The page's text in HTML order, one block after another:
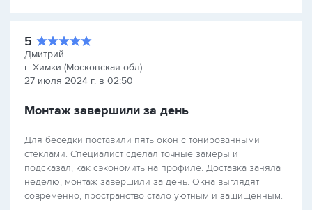
5
Дмитрий
г. Химки (Московская обл)
27 июля 2024 г. в 02:50
Монтаж завершили за день
Для беседки поставили пять окон с тонированными
стёклами. Специалист сделал точные замеры и
подсказал, как сэкономить на профиле. Доставка заняла
неделю, монтаж завершили за день. Окна выглядят
современно, пространство стало уютным и защищённым.